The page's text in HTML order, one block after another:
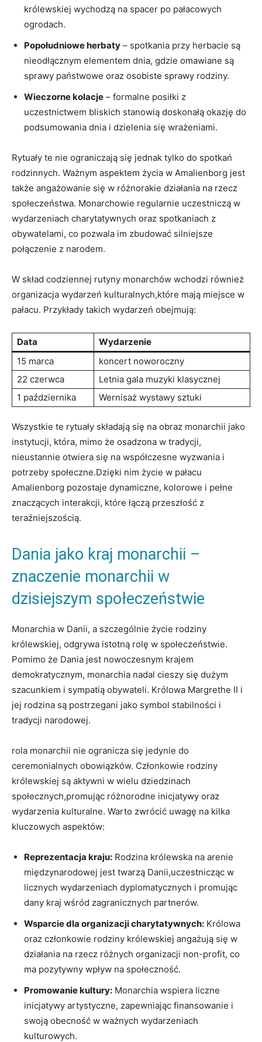
królewskiej ​wychodzą na⁢ spacer po ‌pałacowych
ogrodach.
Popołudniowe herbaty – spotkania przy herbacie są
nieodłącznym elementem ⁣dnia, gdzie omawiane⁢ są
sprawy państwowe ⁣oraz osobiste sprawy rodziny.
Wieczorne ⁣kolacje – formalne posiłki z
uczestnictwem bliskich stanowią doskonałą okazję do
podsumowania dnia i dzielenia się wrażeniami.
Rytuały te nie ograniczają się ⁢jednak​ tylko do⁢ spotkań
rodzinnych.⁤ Ważnym aspektem⁣ życia w ⁢Amalienborg jest
także angażowanie ‍się w różnorakie⁢ działania na​ rzecz
społeczeństwa. Monarchowie regularnie uczestniczą w
wydarzeniach charytatywnych oraz⁤ spotkaniach z
obywatelami, co pozwala ⁣im zbudować ⁣silniejsze‍
połączenie z narodem.
W skład codziennej rutyny monarchów wchodzi​ również
organizacja wydarzeń kulturalnych,które ‍mają miejsce w
pałacu. Przykłady⁣ takich ⁣wydarzeń obejmują:
Data
Wydarzenie
15 marca
koncert noworoczny
22 czerwca
Letnia gala⁤ muzyki klasycznej
1 października
Wernisaż wystawy sztuki
Wszystkie te rytuały składają się​ na obraz monarchii jako
instytucji, która, mimo że⁤ osadzona‌ w tradycji,
nieustannie otwiera się na współczesne⁤ wyzwania i⁢
potrzeby społeczne.Dzięki nim życie ⁤w pałacu⁣
Amalienborg pozostaje dynamiczne, kolorowe i pełne
znaczących interakcji, które łączą przeszłość z
teraźniejszością.
Dania jako kraj monarchii –
znaczenie monarchii w
dzisiejszym społeczeństwie
Monarchia​ w Danii, ‍a ⁢szczególnie życie rodziny
królewskiej, odgrywa istotną rolę w społeczeństwie.
Pomimo że Dania jest nowoczesnym ​krajem
demokratycznym, monarchia nadal cieszy się dużym⁣
szacunkiem i sympatią obywateli. Królowa Margrethe II i‍
jej ⁤rodzina są ⁣postrzegani jako symbol stabilności i
tradycji narodowej.
rola monarchii ‌nie ogranicza się jedynie do
ceremonialnych ⁢obowiązków. Członkowie rodziny​
królewskiej są aktywni ⁢w wielu dziedzinach
społecznych,promując różnorodne inicjatywy‌ oraz
wydarzenia⁤ kulturalne. Warto zwrócić⁢ uwagę na kilka
kluczowych aspektów:
Reprezentacja kraju: Rodzina‌ królewska na arenie
międzynarodowej jest ⁤twarzą Danii,uczestnicząc w
licznych wydarzeniach dyplomatycznych i promując
dany kraj wśród zagranicznych partnerów.
Wsparcie ⁤dla organizacji charytatywnych: Królowa
oraz członkowie rodziny królewskiej⁤ angażują się w
działania na ⁢rzecz różnych ⁣organizacji‌ non-profit, co
ma pozytywny wpływ na społeczność.
Promowanie ⁣kultury: Monarchia wspiera liczne⁤
inicjatywy‌ artystyczne, ⁢zapewniając finansowanie‍ i
swoją obecność‍ w‌ ważnych wydarzeniach
kulturowych.